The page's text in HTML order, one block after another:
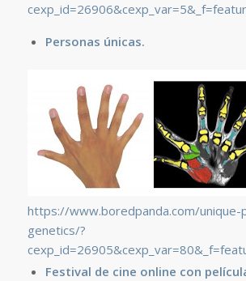
Personas únicas.
https://www.boredpanda.com/unique-
genetics/?
Festival de cine online con